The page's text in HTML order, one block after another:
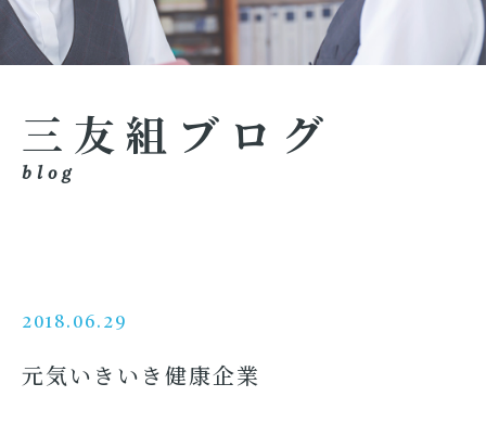
三友組ブログ
blog
2018.06.29
元気いきいき健康企業